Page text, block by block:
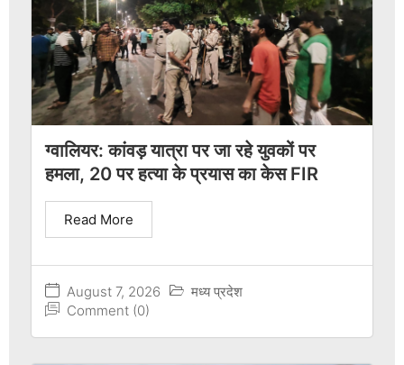
ग्वालियर: कांवड़ यात्रा पर जा रहे युवकों पर
हमला, 20 पर हत्या के प्रयास का केस FIR
August 7, 2026
मध्य प्रदेश
Comment (0)
Read More